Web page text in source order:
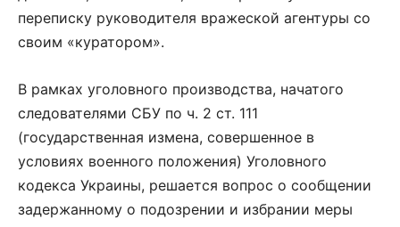
переписку руководителя вражеской агентуры со
своим «куратором».
В рамках уголовного производства, начатого
следователями СБУ по ч. 2 ст. 111
(государственная измена, совершенное в
условиях военного положения) Уголовного
кодекса Украины, решается вопрос о сообщении
задержанному о подозрении и избрании меры